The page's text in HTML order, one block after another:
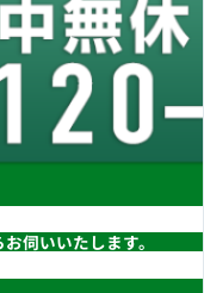
伺いいたします。